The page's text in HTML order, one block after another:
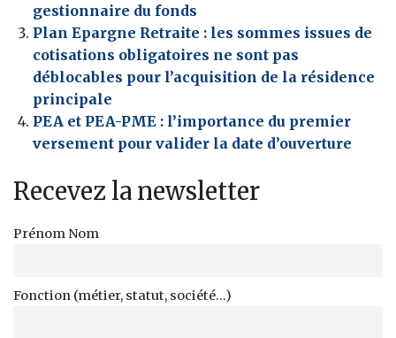
gestionnaire du fonds
Plan Epargne Retraite : les sommes issues de
cotisations obligatoires ne sont pas
déblocables pour l’acquisition de la résidence
principale
PEA et PEA-PME : l’importance du premier
versement pour valider la date d’ouverture
Recevez la newsletter
Prénom Nom
Fonction (métier, statut, société...)